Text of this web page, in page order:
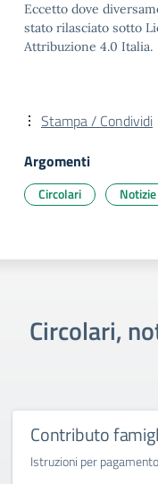
Eccetto dove
stato rilasciato sotto
Attribuzione 4.0 Italia.
Stampa / Condividi
Argomenti
Circolari Notizie
Circolari,
Contributo
Istruzioni per